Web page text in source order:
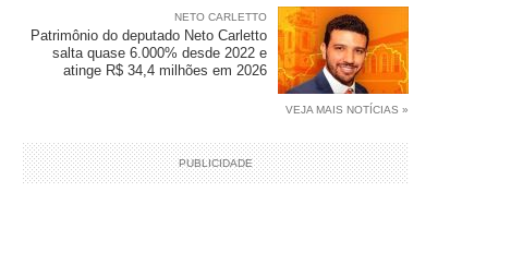
NETO CARLETTO
Patrimônio do deputado Neto Carletto
salta quase 6.000% desde 2022 e
atinge R$ 34,4 milhões em 2026
VEJA MAIS NOTÍCIAS »
PUBLICIDADE